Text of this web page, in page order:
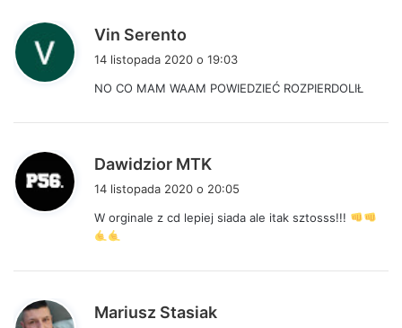
Vin Serento
z
14 listopada 2020 o 19:03
NO CO MAM WAAM POWIEDZIEĆ ROZPIERDOLIŁ
Dawidzior MTK
z
14 listopada 2020 o 20:05
W orginale z cd lepiej siada ale itak sztosss!!!
Mariusz Stasiak